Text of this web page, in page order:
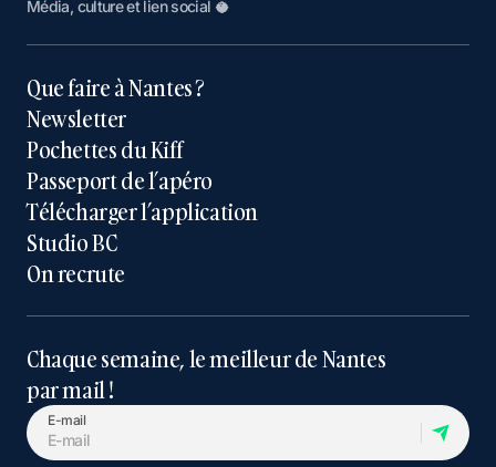
Média, culture et lien social 🥥
Que faire à Nantes ?
Newsletter
Pochettes du Kiff
Passeport de l’apéro
Télécharger l’application
Studio BC
On recrute
Chaque semaine, le meilleur de Nantes
par mail !
E-mail